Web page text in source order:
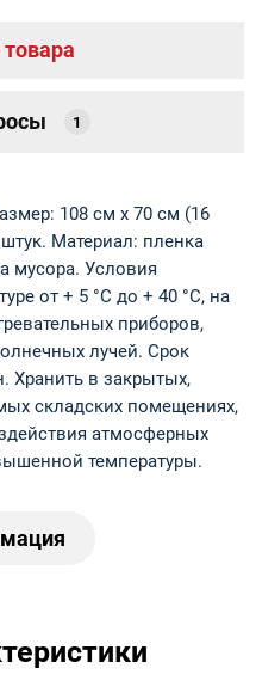
1
108 см х 70 см (16
Материал: пленка
мусора. Условия
от + 5 °С до + 40 °С, на
приборов,
лучей. Срок
Хранить в закрытых,
складских помещениях,
атмосферных
температуры.